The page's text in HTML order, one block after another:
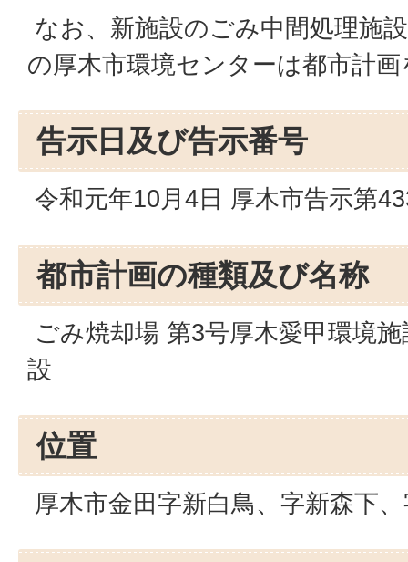
なお、新施設のごみ中間処理施
の厚木市環境センターは都市計
告示日及び告示番号
令和元年10月4日 厚木市告示第
都市計画の種類及び名称
ごみ焼却場 第3号厚木愛甲環境
設
位置
厚木市金田字新白鳥、字新森下